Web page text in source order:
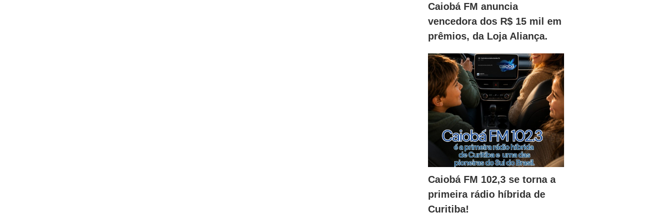
Caiobá FM anuncia
vencedora dos R$ 15 mil em
prêmios, da Loja Aliança.
Caiobá FM 102,3 se torna a
primeira rádio híbrida de
Curitiba!